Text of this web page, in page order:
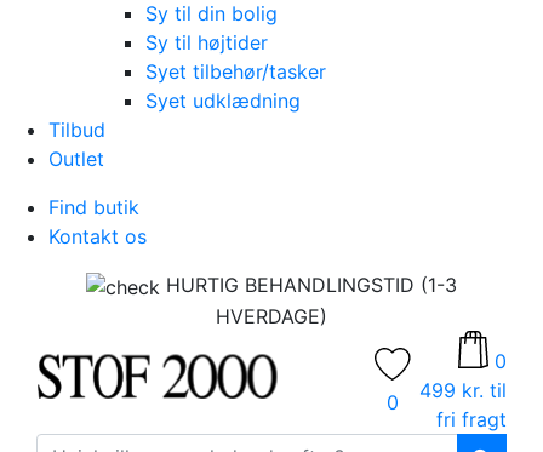
Sy til din bolig
Sy til højtider
Syet tilbehør/tasker
Syet udklædning
Tilbud
Outlet
Find butik
Kontakt os
HURTIG BEHANDLINGSTID (1-3
HVERDAGE)
0
0
499 kr. til
fri fragt